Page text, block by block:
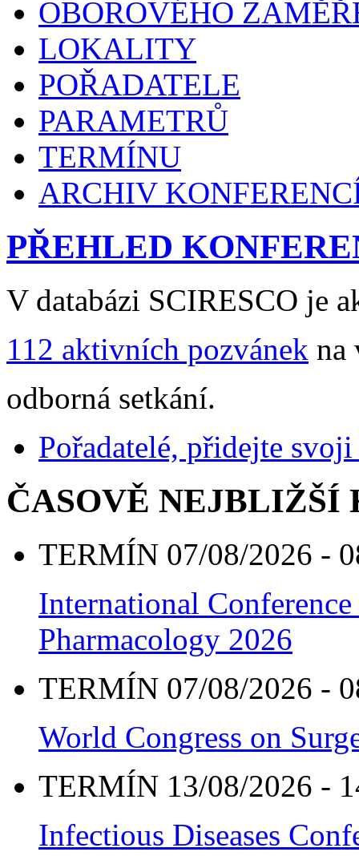
OBOROVÉHO
LOKALITY
POŘADATELE
PARAMETRŮ
TERMÍNU
ARCHIV
PŘEHLED
V databázi SCIRESCO je
112 aktivních pozvánek na
odborná setkání.
Pořadatelé, přidejte
ČASOVĚ NEJBLIŽŠÍ
TERMÍN 07/08/2026 -
International
Pharmacology 2026
TERMÍN 07/08/2026 -
World Congress on
TERMÍN 13/08/2026 -
Infectious Diseases